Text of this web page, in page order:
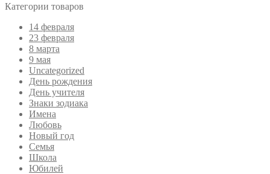
Категории товаров
14 февраля
23 февраля
8 марта
9 мая
Uncategorized
День рождения
День учителя
Знаки зодиака
Имена
Любовь
Новый год
Семья
Школа
Юбилей